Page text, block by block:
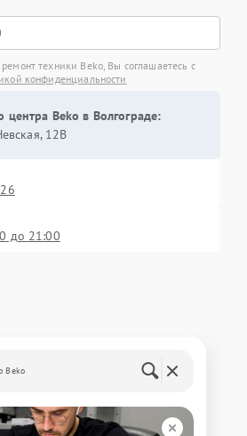
техники Beko, Вы соглашаетесь с
конфиденциальности
центра Beko в Волгограде:
12В
до 21:00
Beko